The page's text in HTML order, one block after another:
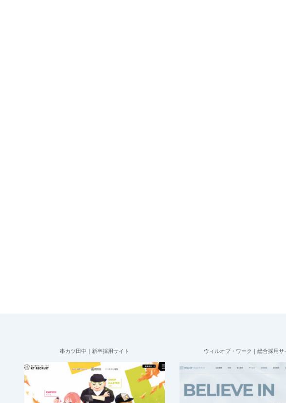
串カツ田中｜新卒採用サイト
2025.07.09
001_新卒採用サイト 025_外食 大企業の
ウィルオブ・ワーク｜総合採用サ
2025.07.09
004_総合採用サイト
013_人材